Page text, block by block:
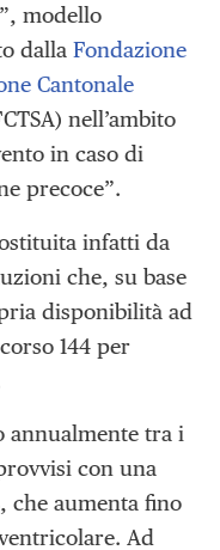
modello
dallaFondazione
Cantonale
nell’ambito
in caso di
precoce”.
infatti da
che, su base
disponibilità ad
144 per
annualmente tra i
con una
che aumenta fino
Ad